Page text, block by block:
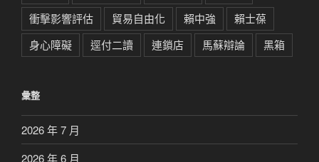
衝擊影響評估
貿易自由化 賴中強
賴士葆
身心障礙
逕付二讀 連鎖店 馬蘇辯論 黑箱
彙整
2026 年 7 月
2026 年 6 月